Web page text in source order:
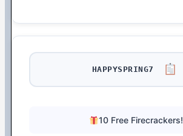
HAPPYSPRING7
10 Free Firecrackers!